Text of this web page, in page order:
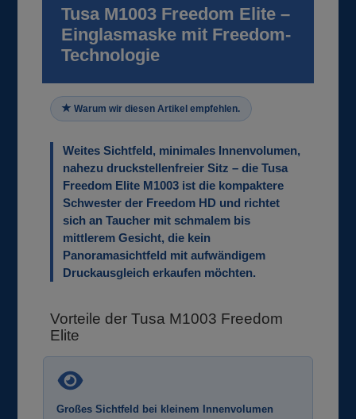
Tusa M1003 Freedom Elite –
Einglasmaske mit Freedom-
Technologie
Warum wir diesen Artikel empfehlen.
Weites Sichtfeld, minimales Innenvolumen,
nahezu druckstellenfreier Sitz – die Tusa
Freedom Elite M1003 ist die kompaktere
Schwester der Freedom HD und richtet
sich an Taucher mit schmalem bis
mittlerem Gesicht, die kein
Panoramasichtfeld mit aufwändigem
Druckausgleich erkaufen möchten.
Vorteile der Tusa M1003 Freedom
Elite
Großes Sichtfeld bei kleinem Innenvolumen